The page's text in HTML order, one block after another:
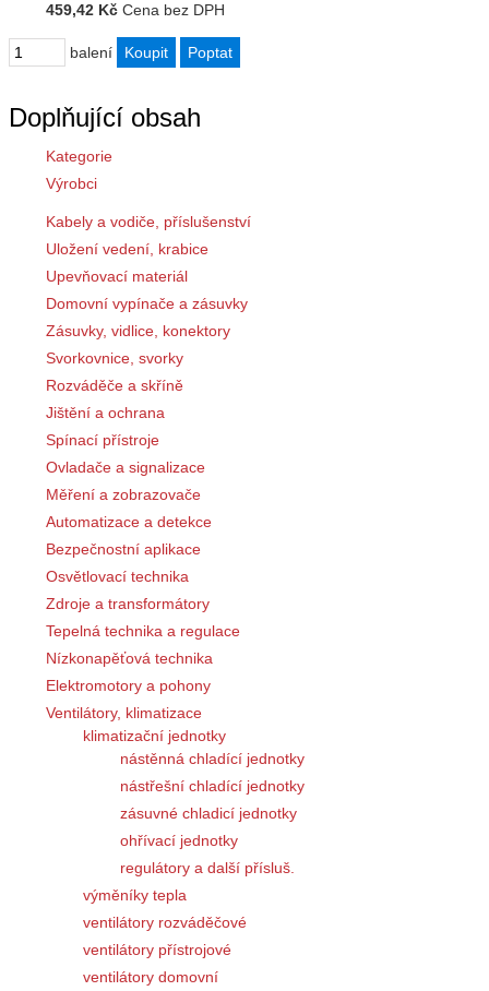
459,42 Kč Cena bez DPH
balení
Doplňující obsah
Kategorie
Výrobci
Kabely a vodiče, příslušenství
Uložení vedení, krabice
Upevňovací materiál
Domovní vypínače a zásuvky
Zásuvky, vidlice, konektory
Svorkovnice, svorky
Rozváděče a skříně
Jištění a ochrana
Spínací přístroje
Ovladače a signalizace
Měření a zobrazovače
Automatizace a detekce
Bezpečnostní aplikace
Osvětlovací technika
Zdroje a transformátory
Tepelná technika a regulace
Nízkonapěťová technika
Elektromotory a pohony
Ventilátory, klimatizace
klimatizační jednotky
nástěnná chladící jednotky
nástřešní chladící jednotky
zásuvné chladicí jednotky
ohřívací jednotky
regulátory a další přísluš.
výměníky tepla
ventilátory rozváděčové
ventilátory přístrojové
ventilátory domovní